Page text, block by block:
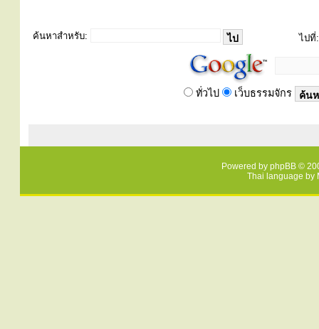
ค้นหาสำหรับ: ไปที่:
ทั่วไป เว็บธรรมจักร
Powered by phpBB ©
Thai language by